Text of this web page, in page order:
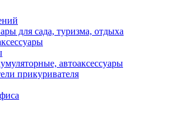
для сада, туризма, отдыха
автоаксессуары
прикуривателя